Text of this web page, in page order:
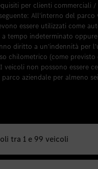
per clienti commerciali /
All’interno del parco
essere utilizzati come
tempo indeterminato
diritto a un’indennità per
chilometrico (come previsto
veicoli non possono essere
aziendale per almeno
tra 1 e 99 veicoli